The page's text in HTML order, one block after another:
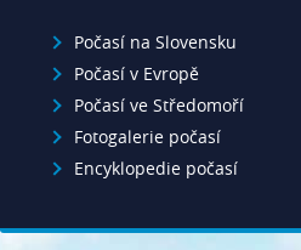
Počasí na Slovensku
Počasí v Evropě
Počasí ve Středomoří
Fotogalerie počasí
Encyklopedie počasí